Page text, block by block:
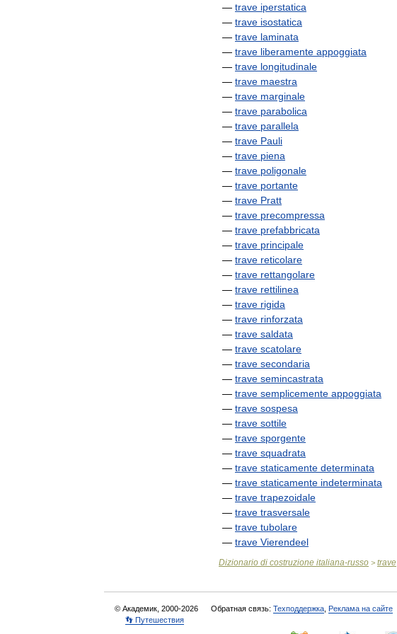
— trave iperstatica
— trave isostatica
— trave laminata
— trave liberamente appoggiata
— trave longitudinale
— trave maestra
— trave marginale
— trave parabolica
— trave parallela
— trave Pauli
— trave piena
— trave poligonale
— trave portante
— trave Pratt
— trave precompressa
— trave prefabbricata
— trave principale
— trave reticolare
— trave rettangolare
— trave rettilinea
— trave rigida
— trave rinforzata
— trave saldata
— trave scatolare
— trave secondaria
— trave semincastrata
— trave semplicemente appoggiata
— trave sospesa
— trave sottile
— trave sporgente
— trave squadrata
— trave staticamente determinata
— trave staticamente indeterminata
— trave trapezoidale
— trave trasversale
— trave tubolare
— trave Vierendeel
Dizionario di costruzione italiana-russo > trave
© Академик, 2000-2026 Обратная связь: Техподдержка Реклама на сайте
👣 Путешествия